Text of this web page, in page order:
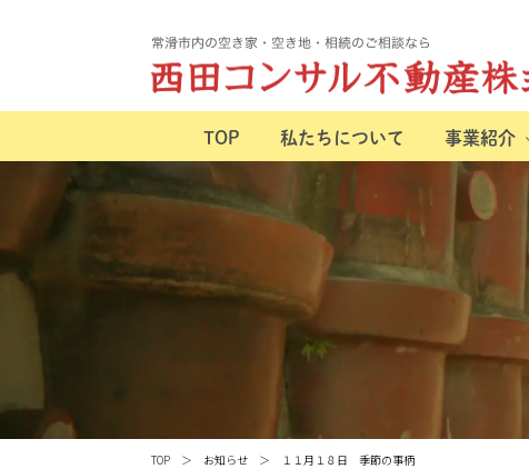
TOP 私たちについて 事業紹介
TOP お知らせ １１月１８日 季節の事柄